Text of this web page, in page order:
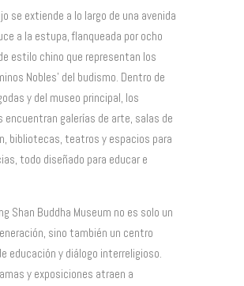
se extiende a lo largo de una avenida
a la estupa, flanqueada por ocho
estilo chino que representan los
Nobles’ del budismo. Dentro de
y del museo principal, los
galerías de arte, salas de
bibliotecas, teatros y espacios para
todo diseñado para educar e
Shan Buddha Museum no es solo un
sino también un centro
educación y diálogo interreligioso.
y exposiciones atraen a